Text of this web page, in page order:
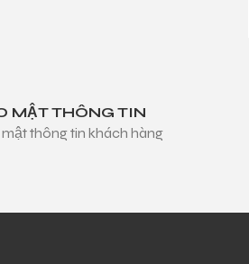
MẬT THÔNG TIN
thông tin khách hàng